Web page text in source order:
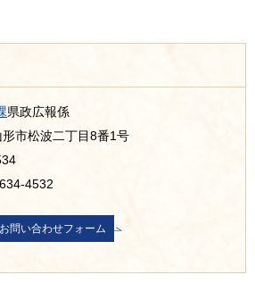
県政広報係
市松波二丁目8番1号
4532